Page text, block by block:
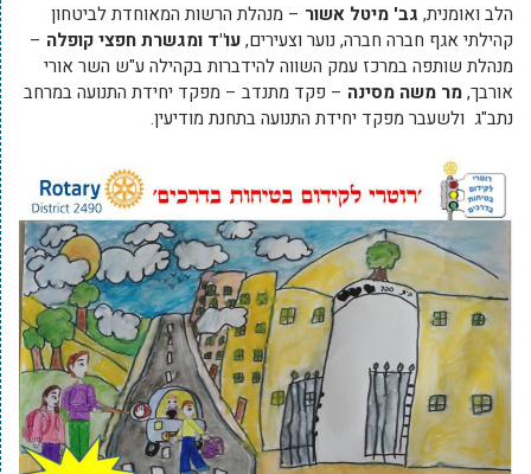
הלב ואומנית, גב' מיטל אשור – מנהלת הרשות המאוחדת לביטחון
קהילתי אגף חברה חברה, נוער וצעירים,עו"ד ומגשרת חפצי קופלה –
מנהלת שותפה במרכז עמק השווה להידברות בקהילה ע"ש השר אורי
אורבך,מר משה מסינה – פקד מתנדב – מפקד יחידת התנועה במרחב
נתב"ג ולשעבר מפקד יחידת התנועה בתחנת מודיעין.